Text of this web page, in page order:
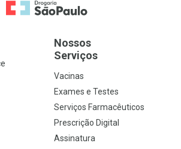
Ir para a Home
Nossos
Serviços
Vacinas
Exames e Testes
Serviços Farmacêuticos
Prescrição Digital
Assinatura